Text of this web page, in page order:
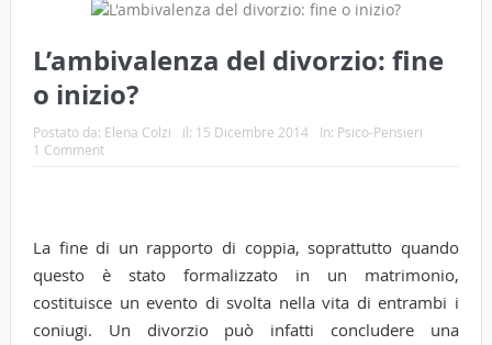
L’ambivalenza del divorzio: fine
o inizio?
Postato da: Elena Colzi il: 15 Dicembre 2014 In: Psico-Pensieri
1 Comment
La fine di un rapporto di coppia, soprattutto quando
questo è stato formalizzato in un matrimonio,
costituisce un evento di svolta nella vita di entrambi i
coniugi. Un divorzio può infatti concludere una